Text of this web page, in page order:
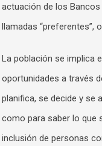
actuación de los
llamadas “preferentes”,
La población se implica
oportunidades a través
planifica, se decide y se
como para saber lo que
inclusión de personas